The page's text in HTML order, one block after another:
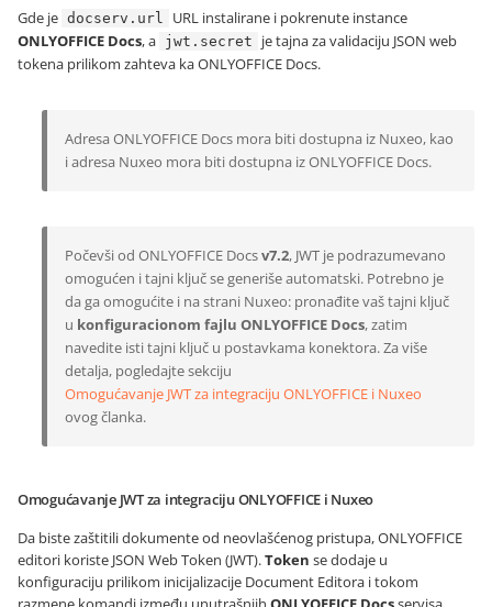
Gde je docserv.url
URL instalirane i pokrenute instance
ONLYOFFICE Docs, a jwt.secret
je tajna za validaciju JSON web
tokena prilikom zahteva ka ONLYOFFICE Docs.
Adresa ONLYOFFICE Docs mora biti dostupna iz Nuxeo, kao
i adresa Nuxeo mora biti dostupna iz ONLYOFFICE Docs.
Počevši od ONLYOFFICE Docsv7.2, JWT je podrazumevano
omogućen i tajni ključ se generiše automatski. Potrebno je
da ga omogućite i na strani Nuxeo: pronađite vaš tajni ključ
u konfiguracionom fajlu ONLYOFFICE Docs, zatim
navedite isti tajni ključ u postavkama konektora. Za više
detalja, pogledajte sekciju
Omogućavanje JWT za integraciju ONLYOFFICE i Nuxeo
ovog članka.
Omogućavanje JWT za integraciju ONLYOFFICE i Nuxeo
Da biste zaštitili dokumente od neovlašćenog pristupa, ONLYOFFICE
editori koriste JSON Web Token (JWT).Token se dodaje u
konfiguraciju prilikom inicijalizacije Document Editora i tokom